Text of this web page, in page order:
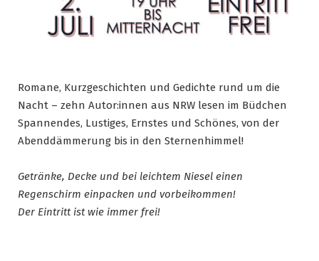
Romane, Kurzgeschichten und Gedichte rund um die
Nacht – zehn Autor:innen aus NRW lesen im Büdchen
Spannendes, Lustiges, Ernstes und Schönes, von der
Abenddämmerung bis in den Sternenhimmel!
Getränke, Decke und bei leichtem Niesel einen
Regenschirm einpacken und vorbeikommen!
Der Eintritt ist wie immer frei!